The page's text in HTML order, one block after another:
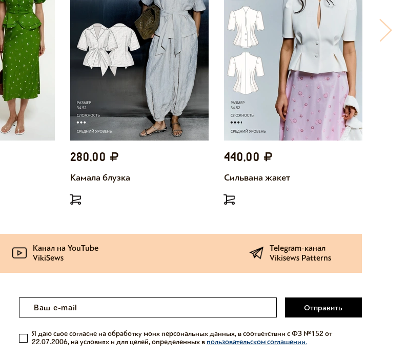
280,00
Камала блузка
440,00
Сильвана жакет
Канал на YouTube
VikiSews
Telegram-канал
Vikisews Patterns
Отправить
Я даю свое согласие на обработку моих персональных данных, в соответствии с ФЗ №152 от
22.07.2006, на условиях и для целей, определенных впользовательском соглашении.